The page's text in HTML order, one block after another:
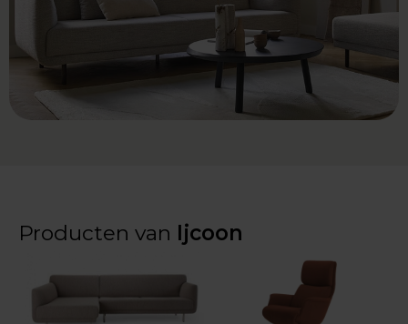
Producten van Ijcoon